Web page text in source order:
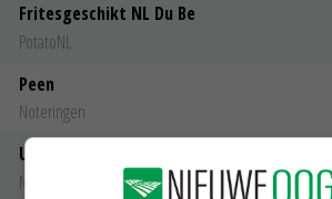
Fritesgeschikt NL Du Be
PotatoNL
Peen
Noteringen
Uien Middenmeer Geel 30-60% grof
Noteringen